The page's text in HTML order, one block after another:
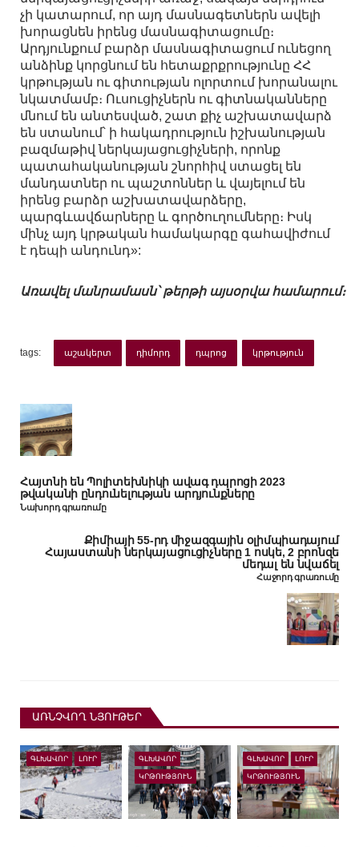
չի կատարում, որ այդ մասնագետներն ավելի
խորացնեն իրենց մասնագիտացումը։
Արդյունքում բարձր մասնագիտացում ունեցող
անձինք կորցնում են հետաքրքրությունը ՀՀ
կրթության ու գիտության ոլորտում խորանալու
նկատմամբ։ Ուսուցիչներն ու գիտնականները
մնում են անտեսված, շատ քիչ աշխատավարձ
են ստանում՝ ի հակադրություն իշխանության
բազմաթիվ ներկայացուցիչների, որոնք
պատահականության շնորհիվ ստացել են
մանդատներ ու պաշտոններ և վայելում են
իրենց բարձր աշխատավարձերը,
պարգևավճարները և գործուղումները։ Իսկ
մինչ այդ կրթական համակարգը գահավիժում
է դեպի անդունդ»:
Առավել մանրամասն՝ թերթի այսօրվա համարում։
tags: աշակերտ դիմորդ դպրոց կրթություն
Հայտնի են Պոլիտեխնիկի ավագ դպրոցի 2023
թվականի ընդունելության արդյունքները
Նախորդ գրառումը
Քիմիայի 55-րդ միջազգային օլիմպիադայում
Հայաստանի ներկայացուցիչները 1 ոսկե, 2 բրոնզե
մեդալ են նվաճել
Հաջորդ գրառումը
ԱՌՆՉՎՈՂ ՆՅՈՒԹԵՐ
ԳԼԽԱՎՈՐ ԼՈՒՐ ԳԼԽԱՎՈՐ
ԿՐԹՈՒԹՅՈՒՆ
ԳԼԽԱՎՈՐ ԼՈՒՐ
ԿՐԹՈՒԹՅՈՒՆ